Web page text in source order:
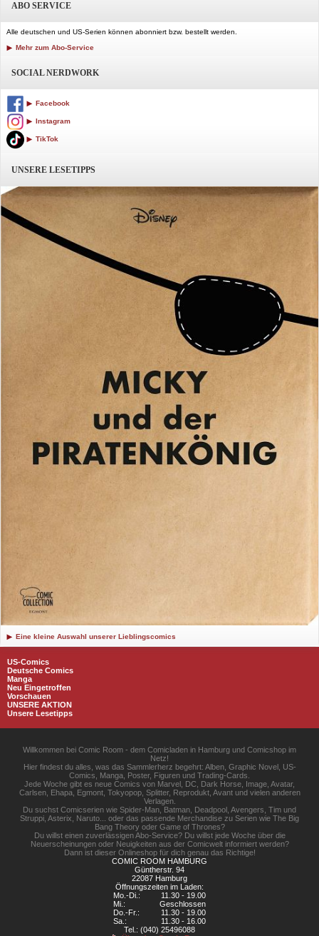
ABO SERVICE
Alle deutschen und US-Serien können abonniert bzw. bestellt werden.
Mehr zum Abo-Service
SOCIAL NERDWORK
Facebook
Instagram
TikTok
UNSERE LESETIPPS
Eine kleine Auswahl unserer Lieblingscomics
US-Comics
Deutsche Comics
Manga
Neu Eingetroffen
Vorschauen
UNSERE AKTION
Unsere Lesetipps
Willkommen bei Comic Room - dem Comicladen in Hamburg und Comicshop im
Netz!
Hier findest du alles, was das Sammlerherz begehrt: Alben, Graphic Novel, US-
Comics, Manga, Poster, Figuren und Trading-Cards.
Jede Woche gibt es neue Comics von Marvel, DC, Dark Horse, Image, Avatar,
Carlsen, Ehapa, Egmont, Tokyopop, Splitter, Reprodukt, Avant und vielen anderen
Verlagen.
Du suchst Comicserien wie Spider-Man, Batman, Deadpool, Avengers, Tim und
Struppi, Asterix, Naruto... oder das passende Merchandise zu Serien wie The Big
Bang Theory oder Game of Thrones?
Du willst einen zuverlässigen Abo-Service? Du willst jede Woche über die
Neuerscheinungen oder Neuigkeiten aus der Comicwelt informiert werden?
Dann ist dieser Onlineshop für dich genau das Richtige!
COMIC ROOM HAMBURG
Güntherstr. 94
22087 Hamburg
Öffnungszeiten im Laden:
Mo.-Di.:
11.30 - 19.00
Mi.:
Geschlossen
Do.-Fr.:
11.30 - 19.00
Sa.:
11.30 - 16.00
Tel.: (040) 25496088